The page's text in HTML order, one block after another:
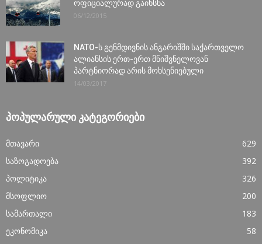
ოფიციალურად გაიხსნა
06/12/2015
NATO-ს გენმდივნის ანგარიშში საქართველო
ალიანსის ერთ-ერთ მნიშვნელოვან
პარტნიორად არის მოხსენიებული
14/03/2017
ᲞᲝᲞᲣᲚᲐᲠᲣᲚᲘ ᲙᲐᲢᲔᲒᲝᲠᲘᲔᲑᲘ
მთავარი
629
საზოგადოება
392
პოლიტიკა
326
მსოფლიო
200
სამართალი
183
ეკონომიკა
58